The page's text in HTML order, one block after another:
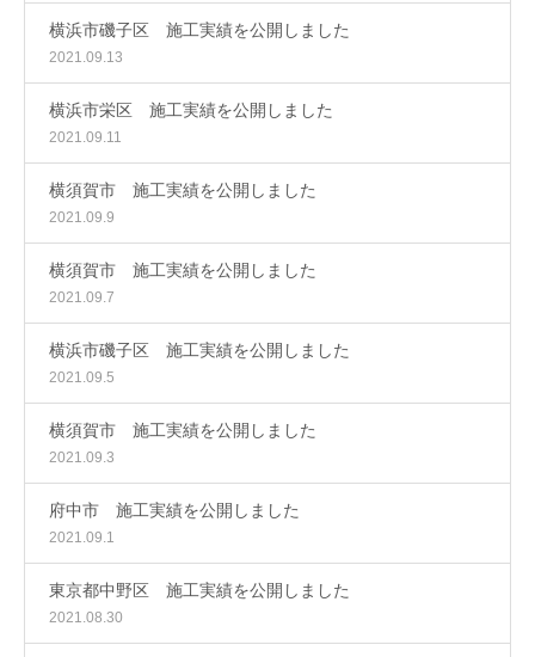
横浜市磯子区 施工実績を公開しました
2021.09.13
横浜市栄区 施工実績を公開しました
2021.09.11
横須賀市 施工実績を公開しました
2021.09.9
横須賀市 施工実績を公開しました
2021.09.7
横浜市磯子区 施工実績を公開しました
2021.09.5
横須賀市 施工実績を公開しました
2021.09.3
府中市 施工実績を公開しました
2021.09.1
東京都中野区 施工実績を公開しました
2021.08.30